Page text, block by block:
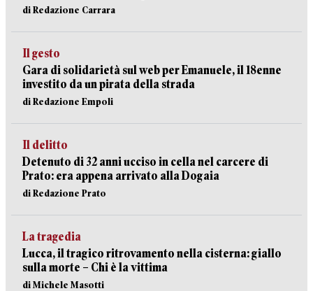
di Redazione Carrara
Il gesto
Gara di solidarietà sul web per Emanuele, il 18enne
investito da un pirata della strada
di Redazione Empoli
Il delitto
Detenuto di 32 anni ucciso in cella nel carcere di
Prato: era appena arrivato alla Dogaia
di Redazione Prato
La tragedia
Lucca, il tragico ritrovamento nella cisterna: giallo
sulla morte – Chi è la vittima
di Michele Masotti